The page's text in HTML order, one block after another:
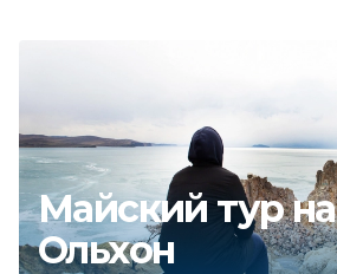
Майский тур на
Ольхон